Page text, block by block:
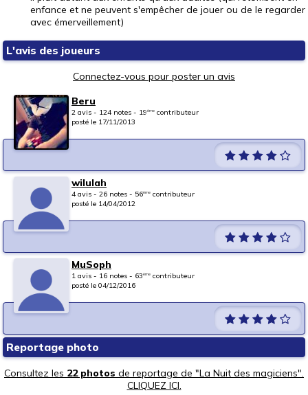
enfance et ne peuvent s'empêcher de jouer ou de le regarder
avec émerveillement)
L'avis des joueurs
Connectez-vous pour poster un avis
Beru
2 avis - 124 notes - 19ème contributeur
posté le 17/11/2013
wilulah
4 avis - 26 notes - 56ème contributeur
posté le 14/04/2012
MuSoph
1 avis - 16 notes - 63ème contributeur
posté le 04/12/2016
Reportage photo
Consultez les 22 photos de reportage de "La Nuit des magiciens".
CLIQUEZ ICI.